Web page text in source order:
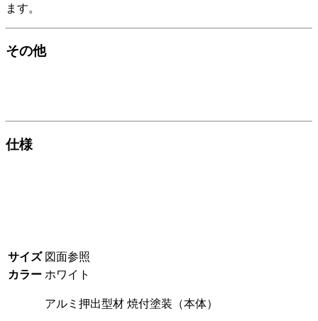
ます。
その他
仕様
サイズ 図面参照
カラー ホワイト
アルミ押出型材 焼付塗装（本体）